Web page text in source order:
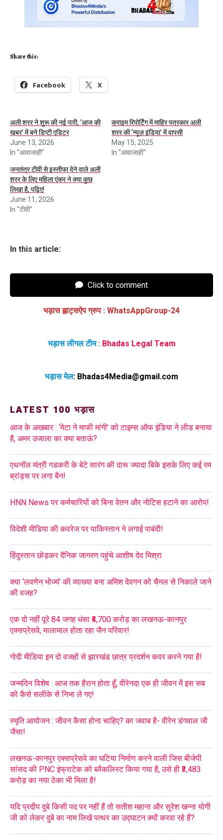
Share this:
Facebook X
अली शरर ने शुरू की नई पारी, ‘आज की
खबर’ में बने डिप्टी एडिटर
June 13, 2026
In "आवाजाही"
क्राइम रिपोर्टिंग में माहिर पत्रकार अली
शरर की ‘न्यूज़ इंडिया’ में वापसी
May 15, 2025
In "आवाजाही"
जनतंत्र टीवी से इस्तीफा देने वाले अली
शरर के लिए महिला एंकर ने क्या कुछ
लिखा है, पढ़िए!
June 11, 2026
In "टीवी"
In this article:
Click to comment
भड़ास ह्वाट्सऐप ग्रुप : WhatsAppGroup-24
भड़ास लीगल टीम : Bhadas Legal Team
भड़ास मेल: Bhadas4Media@gmail.com
LATEST 100 भड़ास
आज के अखबार : ‘मेटा ने माफी मांगी’ को टाइम्स ऑफ इंडिया ने लीड बनाया
है, अमर उजाला का क्या बताऊं?
एथनॉल मंत्री गडकरी के बेटे सारंग की दारू ज्यादा बिके इसके लिए कई रम
ब्रांड्स पर लगा बैन!
HNN News पर कर्मचारियों को बिना वेतन और नोटिस हटाने का आरोप!
विदेशी मीडिया की कवरेज पर पाकिस्तान ने लगाई पाबंदी!
हिंदुस्तान छोड़कर दैनिक जागरण पहुंचे आशीष देव मिश्रा
क्या ‘लवणेन भोज्यं’ की व्याख्या बना अमिश देवगन को चैनल से निकाले जाने
की वजह?
एक दो नहीं पूरे 84 जगह धंसा ₹4,700 करोड़ का लखनऊ-कानपुर
एक्सप्रेसवे, मालामाल होता रहा जैन परिवार!
गोदी मीडिया इन दो वजहों से झारखंड छात्र प्रदर्शन कवर करने गया है!
जन्मदिन विशेष : आज तक हैरान होता हूँ, वीरेनदा एक ही जीवन में इस सब
को कैसे सलीके से निभा ले गए!
स्मृति आयोजन : जीवन कैसा होना चाहिए? का जवाब है- वीरेन डंगवाल जी
जैसा!
लखनऊ-कानपुर एक्सप्रेसवे का घटिया निर्माण करने वाली जिस बीजेपी
सांसद की PNC इंफ्राटेक को ब्लैकलिस्ट किया गया है, उसे ही ₹3,483
करोड़ का नया ठेका भी मिला है!
यदि प्रदीप दुबे किसी पद पर नहीं हैं तो सतीश महाना और सुरेश खन्ना योगी
जी को लेकर दुबे का नाम लिखे पत्थर का उद्घाटन क्यों करवा रहे हैं?